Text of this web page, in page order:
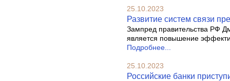
25.10.2023
Развитие систем связи
Зампред правительства РФ
является повышение
Подробнее...
25.10.2023
Российские банки